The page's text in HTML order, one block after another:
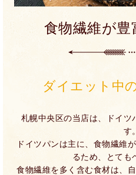
食物繊維が
ダイエット中
札幌中央区の当店は、ドイツ
す。
ドイツパンは主に、食物繊維
るため、とても
食物繊維を多く含む食材は、